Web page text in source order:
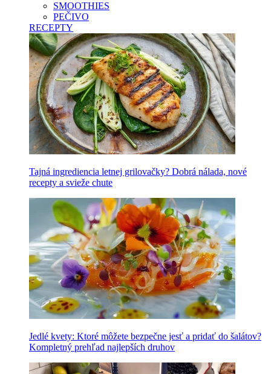
SMOOTHIES
PEČIVO
RECEPTY
Tajná ingrediencia letnej grilovačky? Dobrá nálada, nové
recepty a svieže chute
Jedlé kvety: Ktoré môžete bezpečne jesť a pridať do šalátov?
Kompletný prehľad najlepších druhov